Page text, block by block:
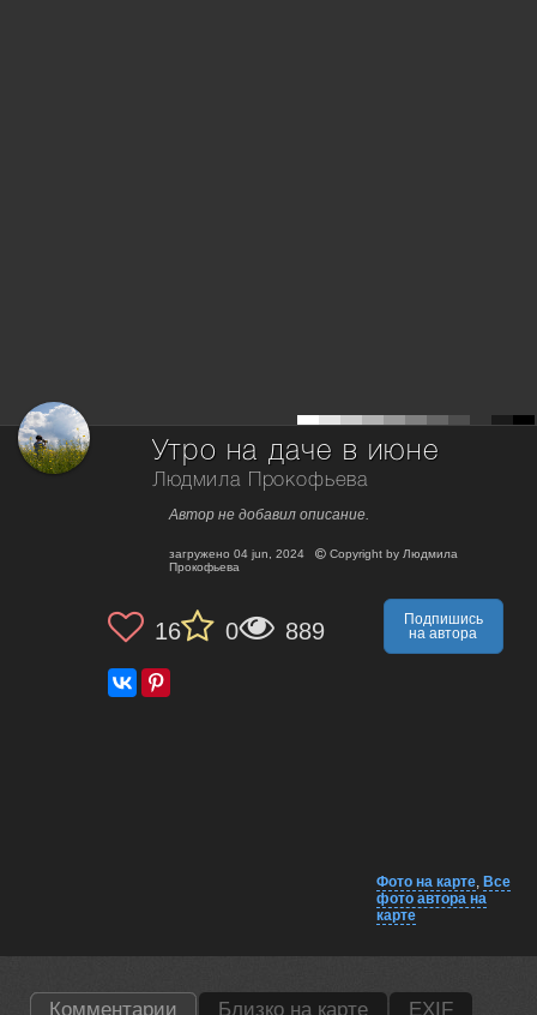
Утро на даче в июне
Людмила Прокофьева
Автор не добавил описание.
загружено 04 jun, 2024 Copyright by Людмила
Прокофьева
16 0 889
Подпишись
на автора
Фото на карте, Все
фото автора на
карте
Комментарии Близко на карте EXIF